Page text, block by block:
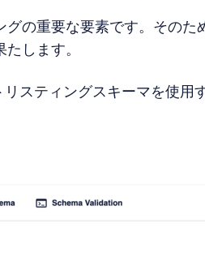
グの重要な要素です。そのた
します。
リスティングスキーマを使用